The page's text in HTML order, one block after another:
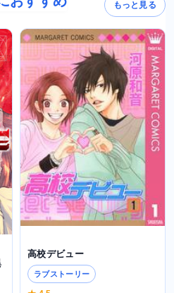
もっと見る
高校デビュー
ラブストーリー